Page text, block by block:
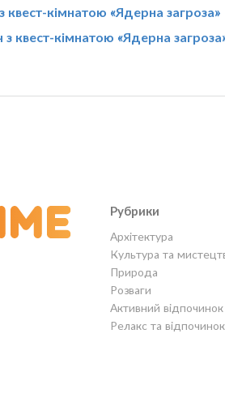
квест-кімнатою «Ядерна загроза»
квест-кімнатою «Ядерна
Рубрики
Архітектура
Культура та
Природа
Розваги
Активний відпочинок
Релакс та відпочинок